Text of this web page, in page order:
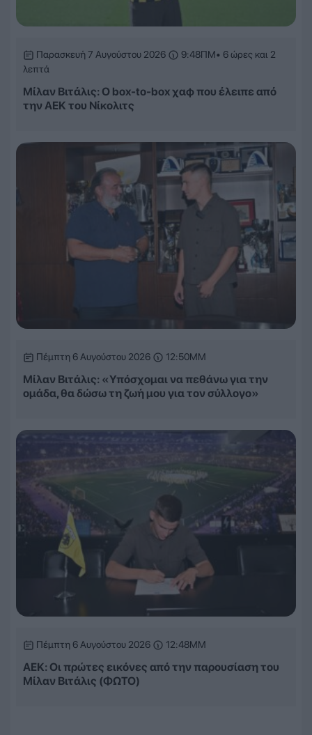
Παρασκευή 7 Αυγούστου 2026 9:48ΠΜ• 6 ώρες και 2
λεπτά
Μίλαν Βιτάλις: Ο box-to-box χαφ που έλειπε από
την ΑΕΚ του Νίκολιτς
Πέμπτη 6 Αυγούστου 2026 12:50ΜΜ
Μίλαν Βιτάλις: «Υπόσχομαι να πεθάνω για την
ομάδα, θα δώσω τη ζωή μου για τον σύλλογο»
Πέμπτη 6 Αυγούστου 2026 12:48ΜΜ
ΑΕΚ: Οι πρώτες εικόνες από την παρουσίαση του
Μίλαν Βιτάλις (ΦΩΤΟ)